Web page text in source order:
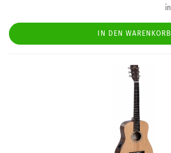
IN DEN WARENKORB